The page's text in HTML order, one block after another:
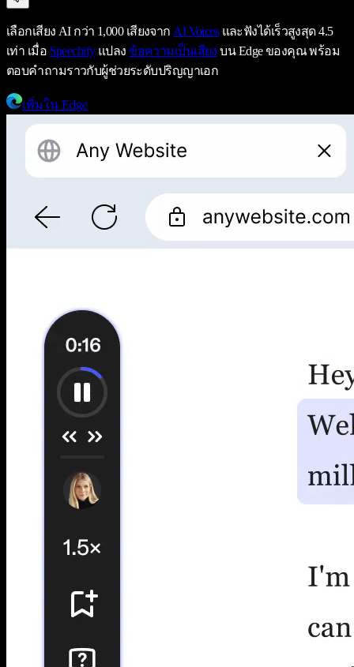
เลือกเสียง AI กว่า 1,000 เสียงจาก AI Voicesและฟังได้เร็วสูงสุด 4.5
เท่า เมื่อ Speechifyแปลงข้อความเป็นเสียง บน Edge ของคุณ พร้อม
ตอบคำถามราวกับผู้ช่วยระดับปริญญาเอก
เพิ่มใน Edge